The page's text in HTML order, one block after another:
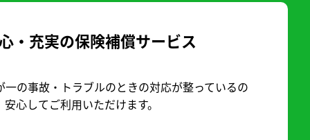
・充実の保険補償サービス
一の事故・トラブルのときの対応が整っているの
安心してご利用いただけます。